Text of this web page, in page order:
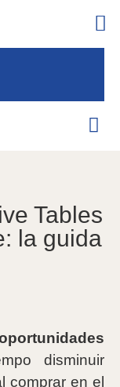
Tables
la guida
disminuir
comprar en el